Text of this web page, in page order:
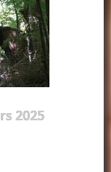
2025